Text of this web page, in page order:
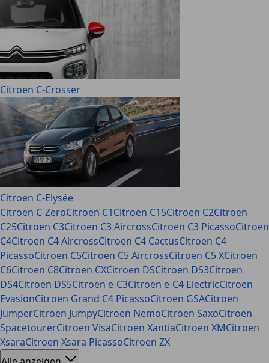
Citroen C-Crosser
Citroen C-Elysée
Citroen C-ZeroCitroen C1Citroen C15Citroen C2Citroen
C25Citroen C3Citroen C3 AircrossCitroen C3 PicassoCitroen
C4Citroen C4 AircrossCitroen C4 CactusCitroen C4
PicassoCitroen C5Citroen C5 AircrossCitroën C5 XCitroen
C6Citroen C8Citroen CXCitroen DSCitroen DS3Citroen
DS4Citroen DS5Citroën ë-C3Citroën ë-C4 ElectricCitroen
EvasionCitroen Grand C4 PicassoCitroen GSACitroen
JumperCitroen JumpyCitroen NemoCitroen SaxoCitroen
SpacetourerCitroen VisaCitroen XantiaCitroen XMCitroen
XsaraCitroen Xsara PicassoCitroen ZX